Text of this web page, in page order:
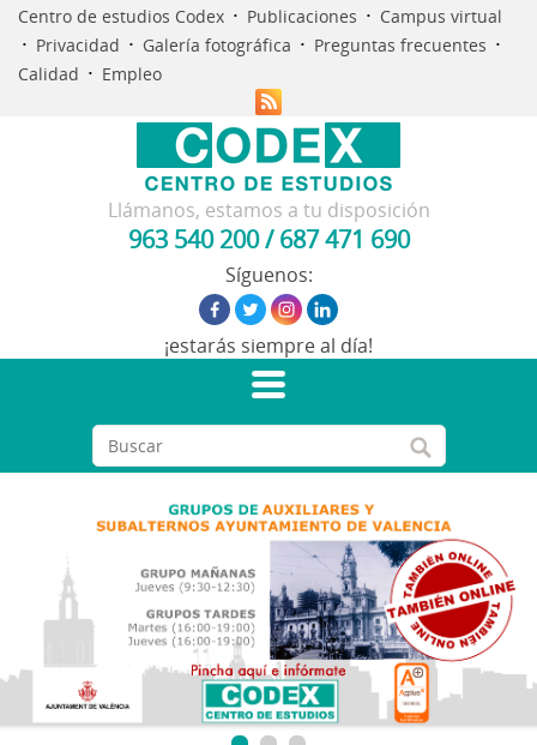
Centro de estudios Codex · Publicaciones · Campus virtual
· Privacidad · Galería fotográfica · Preguntas frecuentes ·
Calidad · Empleo
Llámanos, estamos a tu disposición
963 540 200/687 471 690
Síguenos:
¡estarás siempre al día!